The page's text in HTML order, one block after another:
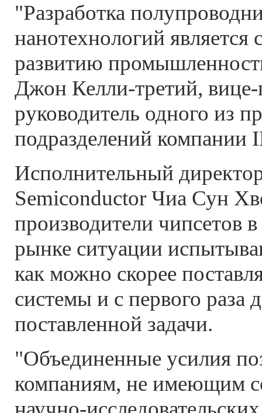
"Разработка
нанотехнологий
развитию
Джон Келли-третий, вице-
руководитель одного из
подразделений компании
Исполнительный
Semiconductor Чиа Сун
производители чипсетов
рынке ситуации
как можно скорее
системы и с первого раза
поставленной задачи.
"Объединенные усилия
компаниям, не имеющим